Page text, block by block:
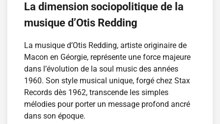
La dimension sociopolitique de la
musique d’Otis Redding
La musique d’Otis Redding, artiste originaire de
Macon en Géorgie, représente une force majeure
dans l’évolution de la soul music des années
1960. Son style musical unique, forgé chez Stax
Records dès 1962, transcende les simples
mélodies pour porter un message profond ancré
dans son époque.